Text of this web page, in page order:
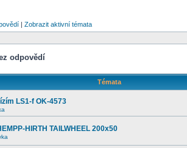
| Zobrazit aktivní témata
odpovědí
Témata
LS1-f OK-4573
HIRTH TAILWHEEL 200x50